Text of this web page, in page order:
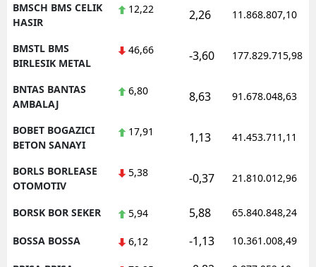
BMSCH BMS CELIK
HASIR
12,22 2,26 11.868.807,10
BMSTL BMS
BIRLESIK METAL
46,66 -3,60 177.829.715,98
BNTAS BANTAS
AMBALAJ
6,80 8,63 91.678.048,63
BOBET BOGAZICI
BETON SANAYI
17,91 1,13 41.453.711,11
BORLS BORLEASE
OTOMOTIV
5,38 -0,37 21.810.012,96
BORSK BOR SEKER 5,94 5,88 65.840.848,24
BOSSA BOSSA 6,12 -1,13 10.361.008,49